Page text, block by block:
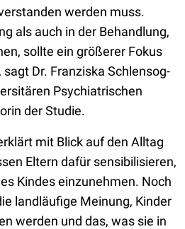
werden muss.
als auch in der Behandlung,
sollte ein größerer Fokus
Dr. Franziska Schlensog-
Psychiatrischen
der Studie.
mit Blick auf den Alltag
Eltern dafür sensibilisieren,
Kindes einzunehmen. Noch
landläufige Meinung, Kinder
werden und das, was sie in